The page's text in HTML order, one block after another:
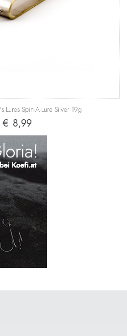
Lures Spin-A-Lure Silver 19g
€ 8,99